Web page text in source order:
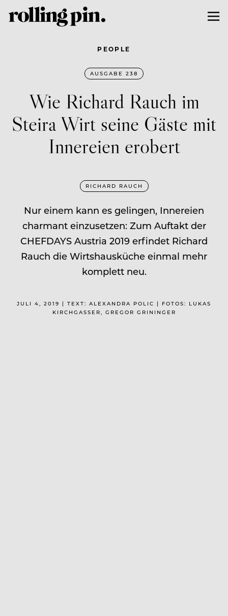
PEOPLE
AUSGABE 238
Wie Richard Rauch im
Steira Wirt seine Gäste mit
Innereien erobert
RICHARD RAUCH
Nur einem kann es gelingen, Innereien
charmant einzu­setzen: Zum Auftakt der
CHEFDAYS Austria 2019 erfindet Richard
Rauch die Wirtshausküche einmal mehr
komplett neu.
JULI 4, 2019 | TEXT: ALEXANDRA POLIC | FOTOS: LUKAS
KIRCHGASSER, GREGOR GRININGER